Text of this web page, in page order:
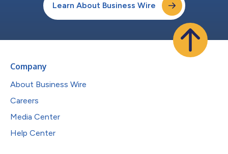
Learn About Business Wire
Company
About Business Wire
Careers
Media Center
Help Center